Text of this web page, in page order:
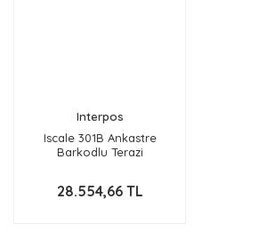
Interpos
Iscale 301B Ankastre
Barkodlu Terazi
28.554,66 TL